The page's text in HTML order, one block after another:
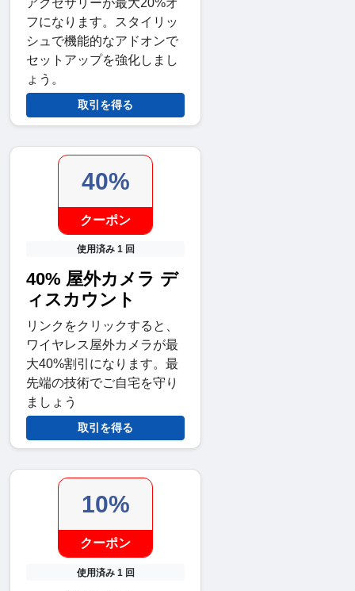
アクセサリーが最大20%オ
フになります。スタイリッ
シュで機能的なアドオンで
セットアップを強化しまし
ょう。
取引を得る
40%
クーポン
使用済み 1 回
40% 屋外カメラ デ
ィスカウント
リンクをクリックすると、
ワイヤレス屋外カメラが最
大40%割引になります。最
先端の技術でご自宅を守り
ましょう
取引を得る
10%
クーポン
使用済み 1 回